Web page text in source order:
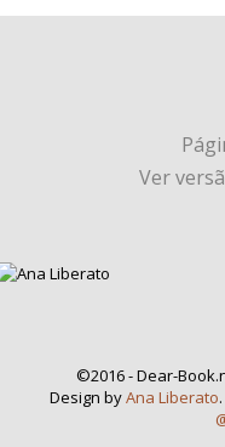
Ver
©2016 - Dear-
Design byAna Liberato